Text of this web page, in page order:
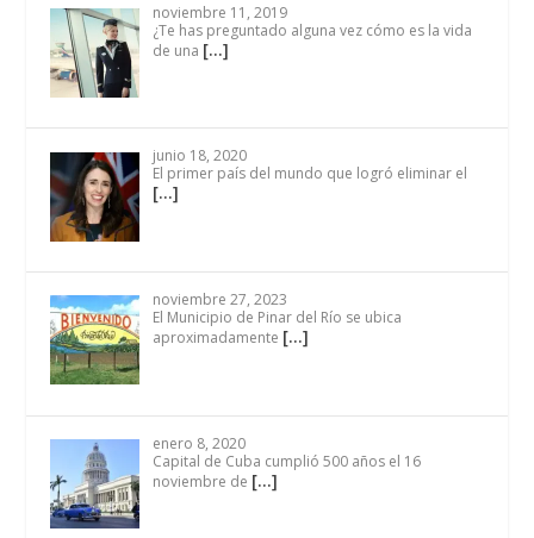
noviembre 11, 2019
¿Te has preguntado alguna vez cómo es la vida
de una […]
junio 18, 2020
El primer país del mundo que logró eliminar el
[…]
noviembre 27, 2023
El Municipio de Pinar del Río se ubica
aproximadamente […]
enero 8, 2020
Capital de Cuba cumplió 500 años el 16
noviembre de […]